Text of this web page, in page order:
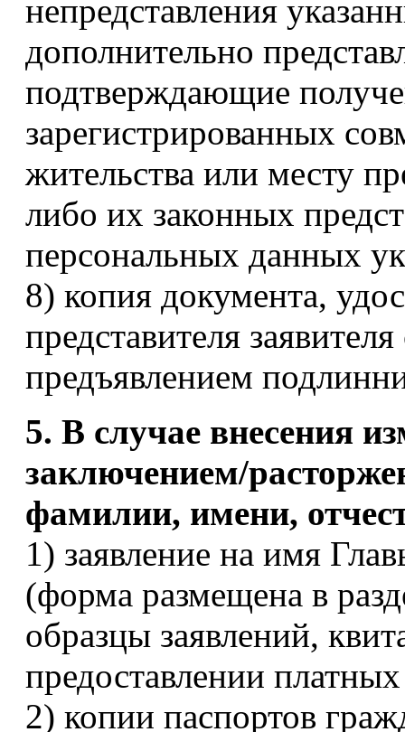
непредставления
дополнительно
подтверждающие
зарегистрированных
жительства или месту
либо их законных
персональных данных
8) копия документа,
представителя
предъявлением
5. В случае внесения
заключением/
фамилии, имени,
1) заявление на имя
(форма размещена в
образцы заявлений,
предоставлении
2) копии паспортов